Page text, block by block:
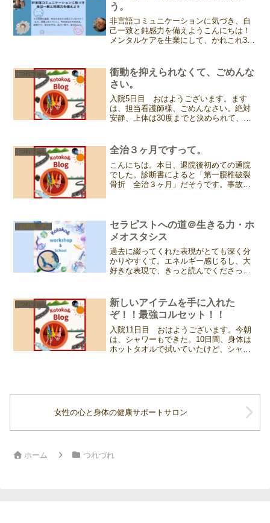
う。
非言語コミュニケーションに気づき、自
己一致と鈍感力を備えようこんにちは！
メンタルケアを生業にして、かれこれ30
や自己理解のためだった。特に、ゲシュ
タルトワークを学び始め...
つれづれ
衝動を抑えられなくて、ごめんな
さい。
入院5日目 おはようございます。ます
は、担当看護師様、ごめんなさい。絶対
安静、上体は30度までと決められて、食
性は。重々承知です。だけど、昨夜、ど
ーしても我慢できない衝...
つれづれ 全治３ヶ月ですって。
こんにちは。本日、退院後初めての通院
でした。診断書によると「第一腰椎破裂
骨折 全治３ヶ月」だそうです。事故当
っと動いて筋肉や体力の...
お客様の声
セラピストへの道＠生きる力・ホ
メオスタシス
過去に綴ってくれた表現がとても深く分
かりやすくて。エネルギー感じるし、大
好きな表現で、きっと読んでくださった
快くOKくれてありがとう。＊＊＊＊＊＊
＊＊＊＊＊＊＊＊＊＊＊...
つれづれ
新しいアイテムを手に入れた
ぞ！！最強コルセット！！
入院11日目 おはようございます。今朝
は、シャワーもできた。10日間、身体は
ホットタオルで拭いていたけど、シャワ
女性の心と身体の健康サポートサロン
ホーム つれづれ